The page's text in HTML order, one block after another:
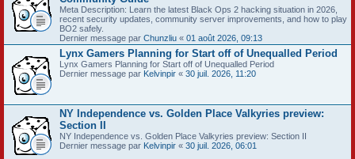
Meta Description: Learn the latest Black Ops 2 hacking situation in 2026,
recent security updates, community server improvements, and how to play
BO2 safely.
Dernier message par Chunzliu « 01 août 2026, 09:13
Lynx Gamers Planning for Start off of Unequalled Period
Lynx Gamers Planning for Start off of Unequalled Period
Dernier message par Kelvinpir « 30 juil. 2026, 11:20
NY Independence vs. Golden Place Valkyries preview:
Section II
NY Independence vs. Golden Place Valkyries preview: Section II
Dernier message par Kelvinpir « 30 juil. 2026, 06:01